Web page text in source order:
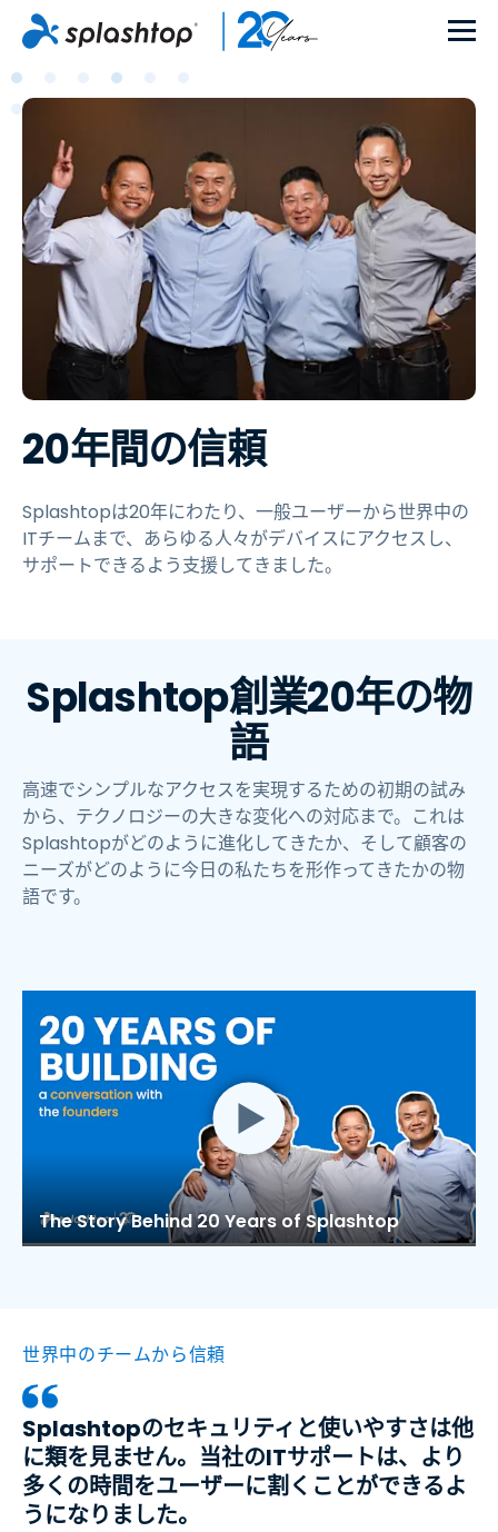
20年間の信頼
Splashtopは20年にわたり、一般ユーザーから世界中の
ITチームまで、あらゆる人々がデバイスにアクセスし、
サポートできるよう支援してきました。
Splashtop創業20年の物
語
高速でシンプルなアクセスを実現するための初期の試み
から、テクノロジーの大きな変化への対応まで。これは
Splashtopがどのように進化してきたか、そして顧客の
ニーズがどのように今日の私たちを形作ってきたかの物
語です。
The Story Behind 20 Years of Splashtop
世界中のチームから信頼
Splashtopのセキュリティと使いやすさは他
に類を見ません。当社のITサポートは、より
多くの時間をユーザーに割くことができるよ
うになりました。